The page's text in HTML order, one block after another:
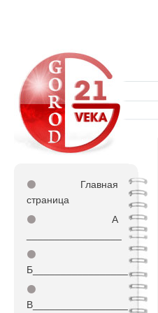
⚫
Главная
страница
⚫
А
⚫
Б_________________
⚫
В_________________